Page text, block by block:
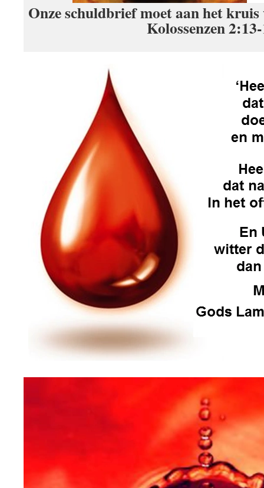
Onze schuldbrief moet aan het kruis
Kolossenzen